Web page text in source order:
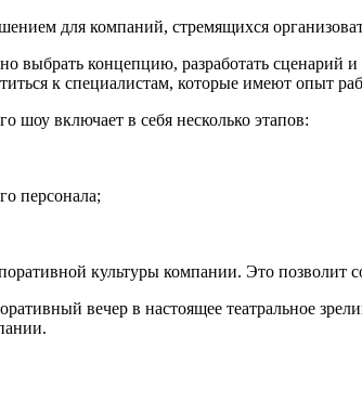
для компаний, стремящихся
выбрать концепцию, разработать сценарий
к специалистам, которые имеют опыт
шоу включает в себя несколько этапов:
персонала;
культуры компании. Это позволит
вечер в настоящее театральное